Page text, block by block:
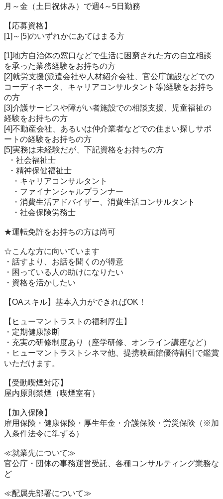
月～金（土日祝休み）で週4～5日勤務
【応募資格】
[1]～[5]のいずれかにあてはまる方
[1]地方自治体の窓口などで生活に困窮された方の自立相談
を承った業務経験をお持ちの方
[2]就労支援(派遣会社や人材紹介会社、官公庁施設などでの
コーディネータ、キャリアコンサルタント等)経験をお持ち
の方
[3]介護サービスや障がい者施設での相談支援、児童福祉の
経験をお持ちの方
[4]不動産会社、あるいは仲介業者などでの住まい探しサポ
ートの経験をお持ちの方
[5]実務は未経験だが、下記資格をお持ちの方
・キャリアコンサルタント
・ファイナンシャルプランナー
・消費生活アドバイザー、消費生活コンサルタント
・社会保険労務士
★運転免許をお持ちの方は尚可
☆こんな方に向いています
・話すより、お話を聞くのが得意
・困っている人の助けになりたい
・資格を活かしたい
【OAスキル】基本入力ができればOK！
【ヒューマントラストの福利厚生】
・定期健康診断
・充実の研修制度あり（座学研修、オンライン講座など）
・ヒューマントラストシネマ他、提携映画館優待割引で鑑賞
いただけます。
【受動喫煙対応】
屋内原則禁煙（喫煙室有）
【加入保険】
雇用保険・健康保険・厚生年金・介護保険・労災保険（※加
入条件法令に準ずる）
≪就業先について≫
官公庁・団体の事務運営受託、各種コンサルティング業務な
ど
≪配属先部署について≫